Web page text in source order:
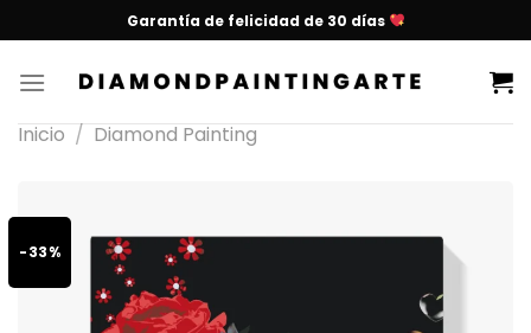
Garantía de felicidad de 30 días
Inicio / Diamond Painting
-33%